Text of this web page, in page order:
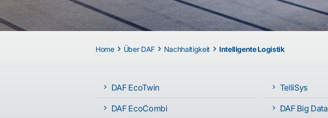
Home Über DAF Nachhaltigkeit Intelligente Logistik
DAF EcoTwin
DAF EcoCombi
TelliSys
DAF Big Data